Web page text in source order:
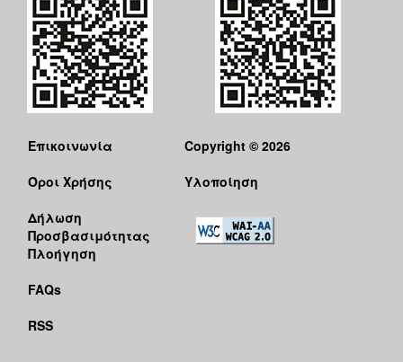
Επικοινωνία
Όροι Χρήσης
Δήλωση
Προσβασιμότητας
Πλοήγηση
FAQs
RSS
Copyright © 2026
Υλοποίηση